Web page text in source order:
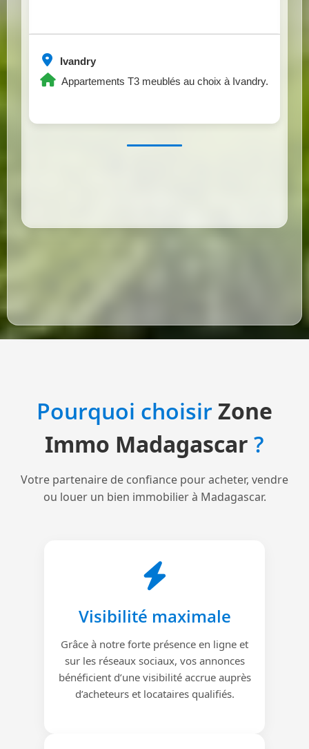
Ivandry
Appartements T3 meublés au choix à Ivandry.
Pourquoi choisirZone
Immo Madagascar ?
Votre partenaire de confiance pour acheter, vendre
ou louer un bien immobilier à Madagascar.
Visibilité maximale
Grâce à notre forte présence en ligne et
sur les réseaux sociaux, vos annonces
bénéficient d’une visibilité accrue auprès
d’acheteurs et locataires qualifiés.